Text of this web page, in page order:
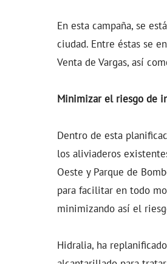
En esta campaña, se
ciudad. Entre éstas se
Venta de Vargas, así
Minimizar el riesgo de
Dentro de esta
los aliviaderos
Oeste y Parque de
para facilitar en todo
minimizando así el
Hidralia, ha